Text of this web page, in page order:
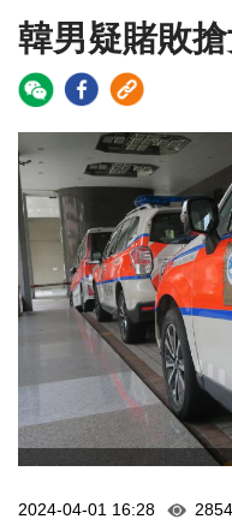
韓男疑賭敗
2024-04-01 16:28 2854